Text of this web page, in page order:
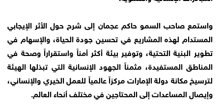
واستمع صاحب السمو حاكم عجمان إلى شرح حول الأثر الإيجابي
المستدام لهذه المشاريع في تحسين جودة الحياة، والإسهام في
تطوير البنية التحتية، وتوفير بيئة أكثر أمناً واستقراراً وصحة في
المناطق المستفيدة، مثمناً الجهود الإنسانية التي تبذلها الهيئة
لترسيخ مكانة دولة الإمارات مركزاً عالمياً للعمل الخيري والإنساني،
وإيصال المساعدات إلى المحتاجين في مختلف أنحاء العالم.